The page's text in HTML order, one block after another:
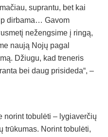
suprantu, bet kai
dirbama… Gavom
nežengsime į ringą,
naują Nojų pagal
Džiugu, kad treneris
bei daug prisideda“, –
norint tobulėti – lygiaverčių
trūkumas. Norint tobulėti,